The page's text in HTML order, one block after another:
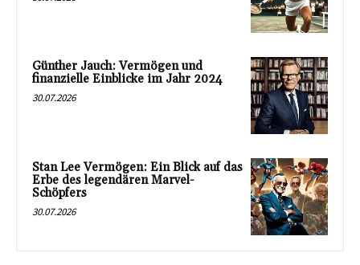
Günther Jauch: Vermögen und
finanzielle Einblicke im Jahr 2024
30.07.2026
Stan Lee Vermögen: Ein Blick auf das
Erbe des legendären Marvel-
Schöpfers
30.07.2026